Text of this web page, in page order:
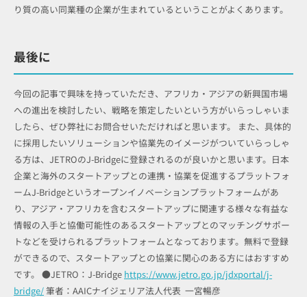
り質の高い同業種の企業が生まれているということがよくあります。
最後に
今回の記事で興味を持っていただき、アフリカ・アジアの新興国市場
への進出を検討したい、戦略を策定したいという方がいらっしゃいま
したら、ぜひ弊社にお問合せいただければと思います。 また、具体的
に採用したいソリューションや協業先のイメージがついていらっしゃ
る方は、JETROのJ-Bridgeに登録されるのが良いかと思います。日本
企業と海外のスタートアップとの連携・協業を促進するプラットフォ
ームJ-Bridgeというオープンイノベーションプラットフォームがあ
り、アジア・アフリカを含むスタートアップに関連する様々な有益な
情報の入手と協働可能性のあるスタートアップとのマッチングサポー
トなどを受けられるプラットフォームとなっております。無料で登録
ができるので、スタートアップとの協業に関心のある方にはおすすめ
です。 ●JETRO：J-Bridge https://www.jetro.go.jp/jdxportal/j-
bridge/筆者：AAICナイジェリア法人代表 一宮暢彦